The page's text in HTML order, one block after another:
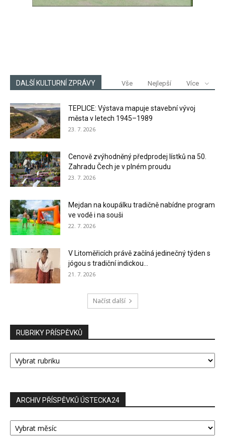
DALŠÍ KULTURNÍ ZPRÁVY Vše Nejlepší Více
TEPLICE: Výstava mapuje stavební vývoj
města v letech 1945–1989
23. 7. 2026
Cenově zvýhodněný předprodej lístků na 50.
Zahradu Čech je v plném proudu
23. 7. 2026
Mejdan na koupálku tradičně nabídne program
ve vodě i na souši
22. 7. 2026
V Litoměřicích právě začíná jedinečný týden s
jógou s tradiční indickou...
21. 7. 2026
Načíst další
RUBRIKY PŘÍSPĚVKŮ
RUBRIKY
PŘÍSPĚVKŮ
ARCHIV PŘÍSPĚVKŮ ÚSTECKA24
ARCHIV
PŘÍSPĚVKŮ